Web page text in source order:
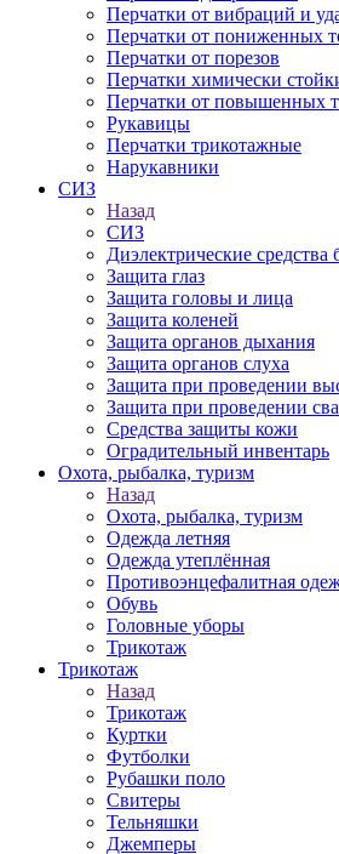
Перчатки от вибраций и
Перчатки от пониженных
Перчатки от порезов
Перчатки химически
Перчатки от повышенных
Рукавицы
Перчатки трикотажные
Нарукавники
СИЗ
Назад
СИЗ
Диэлектрические средства
Защита глаз
Защита головы и лица
Защита коленей
Защита органов дыхания
Защита органов слуха
Защита при проведении
Защита при проведении
Средства защиты кожи
Оградительный инвентарь
Охота, рыбалка, туризм
Назад
Охота, рыбалка, туризм
Одежда летняя
Одежда утеплённая
Противоэнцефалитная
Обувь
Головные уборы
Трикотаж
Трикотаж
Назад
Трикотаж
Куртки
Футболки
Рубашки поло
Свитеры
Тельняшки
Джемперы